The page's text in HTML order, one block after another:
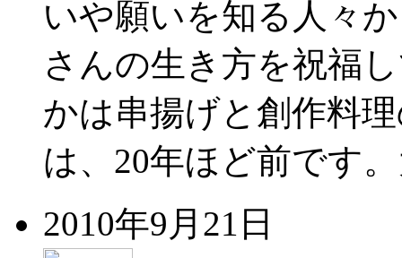
いや願いを知る人々
さんの生き方を祝福
かは串揚げと創作料
は、20年ほど前です
2010年9月21日